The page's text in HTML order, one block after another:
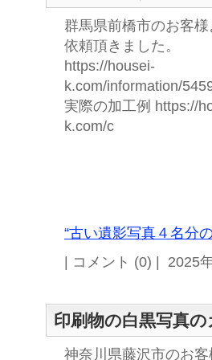
群馬県前橋市のお客
依頼頂きました。
https://housei-
k.com/information/
実際の加工例 https://
k.com/c
“古い遺影写真４名分
| コメント (0) | 2025
印刷物の白黒写真
神奈川県藤沢市のお客